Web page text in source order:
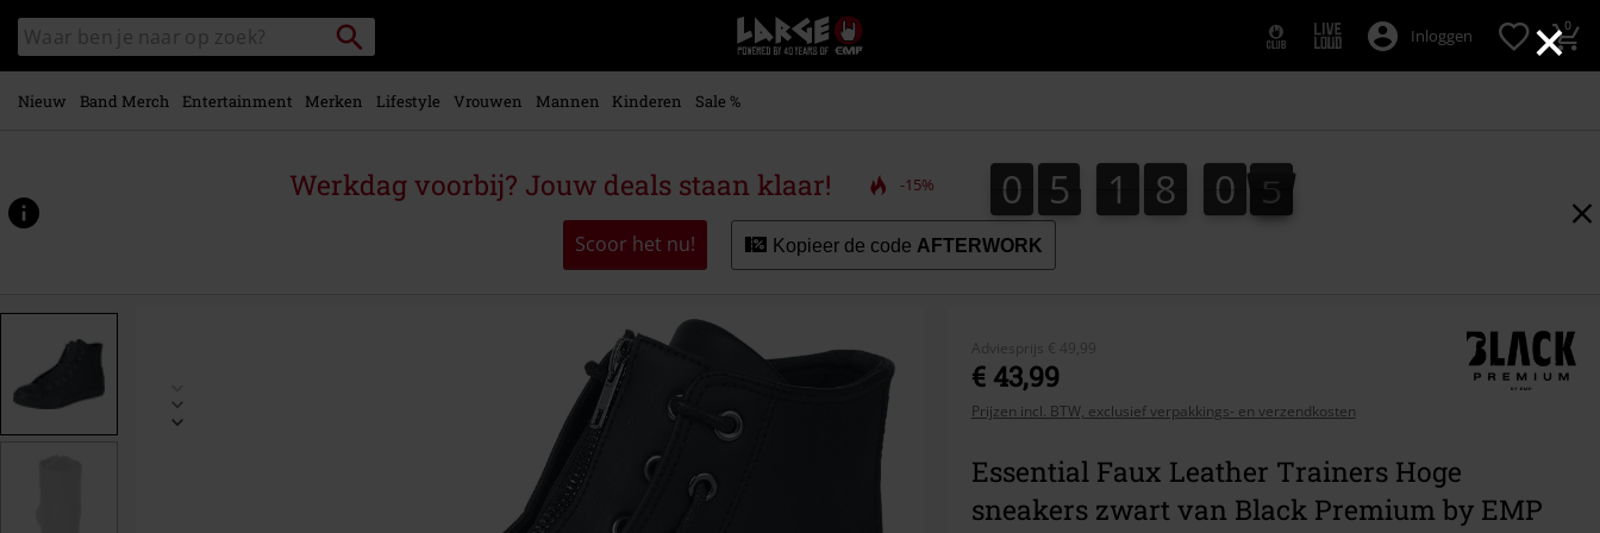
×
naar
hoofdinhoud
Zoek
in
catalogus
Packstation
zoeken
Large
–
Muziek-,
+
kleding
Inloggen 0
Nieuw Band Merch Entertainment Merken Lifestyle Vrouwen Mannen Kinderen Sale %
Werkdag voorbij? Jouw deals staan klaar! -15% 0
0 5
5 1
1 8
8 0
0 3
4
3
Scoor het nu! Kopieer de code AFTERWORK
www.large.nl/p/essential-
593209.html
Adviesprijs € 49,99
€ 43,99
Prijzen incl. BTW, exclusief verpakkings- en verzendkosten
Essential Faux Leather Trainers Hoge
sneakers zwart van Black Premium by EMP